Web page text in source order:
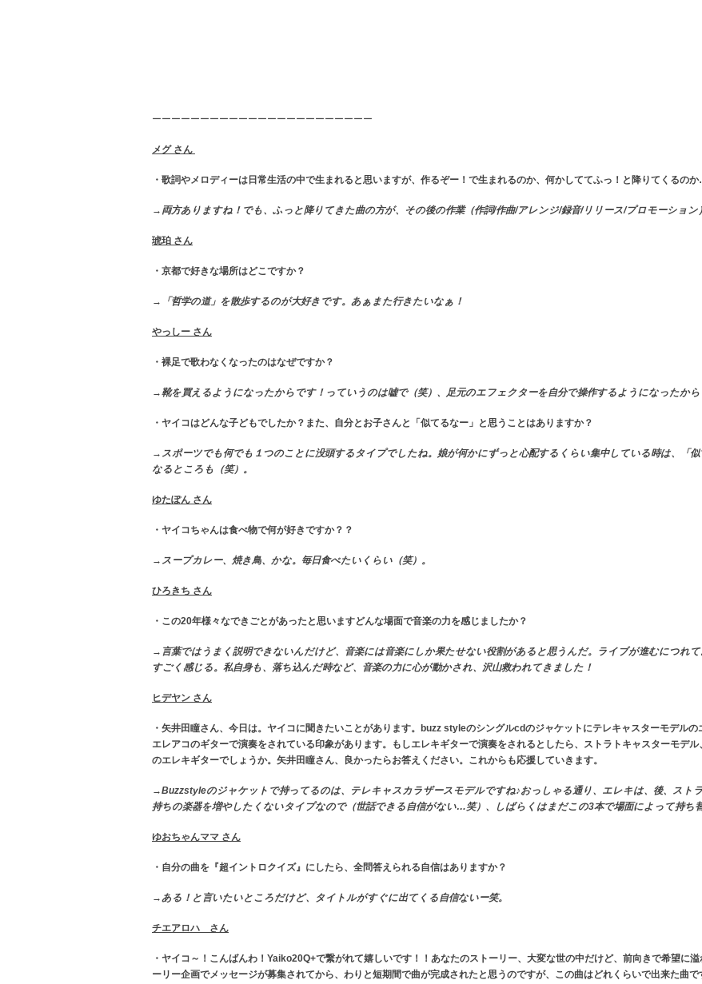
ーーーーーーーーーーーーーーーーーーーーーーー
メグ さん
・歌詞やメロディーは日常生活の中で生まれると思いますが、作るぞー！で生まれるのか、何かしててふっ！と降りてくるの
→両方ありますね！でも、ふっと降りてきた曲の方が、その後の作業（作詞/作曲/アレンジ/録音/リリース/プロモーション
琥珀 さん
・京都で好きな場所はどこですか？
→「哲学の道」を散歩するのが大好きです。あぁまた行きたいなぁ！
やっしー さん
・裸足で歌わなくなったのはなぜですか？
→靴を買えるようになったからです！っていうのは嘘で（笑）、足元のエフェクターを自分で操作するようになったから
・ヤイコはどんな子どもでしたか？また、自分とお子さんと「似てるなー」と思うことはありますか？
→スポーツでも何でも１つのことに没頭するタイプでしたね。娘が何かにずっと心配するくらい集中している時は、「
なるところも（笑）。
ゆたぽん さん
・ヤイコちゃんは食べ物で何が好きですか？？
→スープカレー、焼き鳥、かな。毎日食べたいくらい（笑）。
ひろきち さん
・この20年様々なできごとがあったと思いますどんな場面で音楽の力を感じましたか？
→言葉ではうまく説明できないんだけど、音楽には音楽にしか果たせない役割があると思うんだ。
ライブが進むにつれ
すごく感じる。 私自身も、落ち込んだ時など、音楽の力に心が動かされ、沢山救われてきました！
ヒデヤン さん
・矢井田瞳さん、今日は。ヤイコに聞きたいことがあります。buzz styleのシングルcdのジャケットにテレキャスターモデルの
エレアコのギターで演奏をされている印象があります。もしエレキギターで演奏をされるとしたら、ストラトキャスターモデ
のエレキギターでしょうか。矢井田瞳さん、良かったらお答えください。これからも応援していきます。
→Buzzstyleのジャケットで持ってるのは、テレキャスカラザースモデルですね♪おっしゃる通り、エレキは、後、スト
持ちの楽器を増やしたくないタイプなので（世話できる自信がない…笑）、しばらくはまだこの3本で場面によって持ち
ゆおちゃんママ さん
・自分の曲を『超イントロクイズ』にしたら、全問答えられる自信はありますか？
→ある！と言いたいところだけど、タイトルがすぐに出てくる自信ないー笑。
チエアロハ さん
・ヤイコ～！こんばんわ！Yaiko20Q+で繋がれて嬉しいです！！あなたのストーリー、大変な世の中だけど、前向きで希望に
ーリー企画でメッセージが募集されてから、わりと短期間で曲が完成されたと思うのですが、この曲はどれくらいで出来た曲